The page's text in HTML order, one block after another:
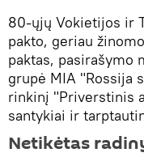
80-ųjų Vokietijos ir
pakto, geriau
paktas, pasirašymo
grupė MIA "Rossija
rinkinį "Priverstinis
santykiai ir
Netikėtas